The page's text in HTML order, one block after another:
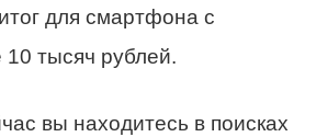
для смартфона с
тысяч рублей.
вы находитесь в поисках